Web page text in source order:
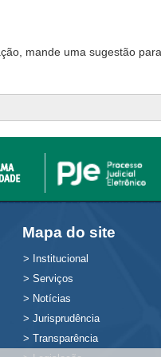
mande uma sugestão
Mapa do site
> Institucional
> Serviços
> Notícias
> Jurisprudência
> Transparência